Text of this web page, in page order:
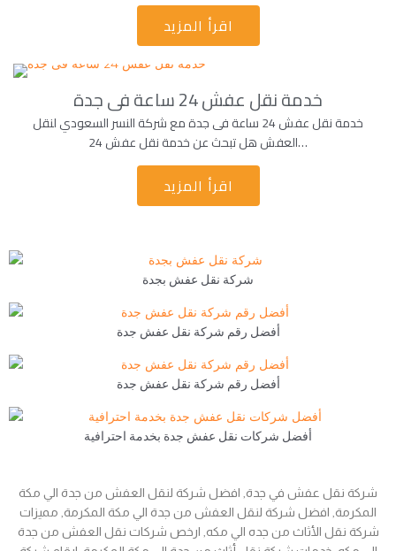
اقرأ المزيد
خدمة نقل عفش 24 ساعة فى جدة
خدمة نقل عفش 24 ساعة فى جدة مع شركة النسر السعودي لنقل
العفش هل تبحث عن خدمة نقل عفش 24…
اقرأ المزيد
شركة نقل عفش بجدة
أفضل رقم شركة نقل عفش جدة
أفضل رقم شركة نقل عفش جدة
أفضل شركات نقل عفش جدة بخدمة احترافية
شركة نقل عفش في جدة, افضل شركة لنقل العفش من جدة الي مكة
المكرمة, افضل شركة لنقل العفش من جدة الي مكة المكرمة, مميزات
شركة نقل الأثاث من جده الي مكه, ارخص شركات نقل العفش من جدة